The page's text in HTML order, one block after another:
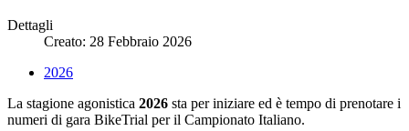
Dettagli
Creato: 28 Febbraio 2026
2026
La stagione agonistica 2026 sta per iniziare ed è tempo di prenotare i
numeri di gara BikeTrial per il Campionato Italiano.